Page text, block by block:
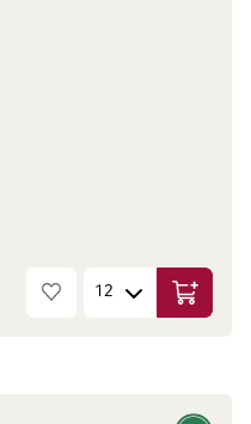
Ajouter